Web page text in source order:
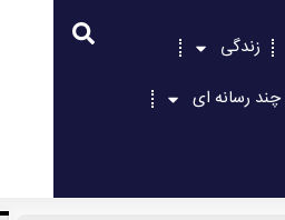
زندگی
چند رسانه ای